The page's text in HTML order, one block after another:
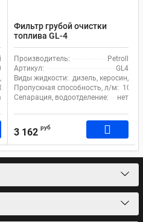
бензин
Фильтр грубой очистки
топлива GL-4
Производитель:
Petroll
Артикул:
GL4
Виды жидкости: дизель, керосин,
Пропускная способность, л/м: 105
Сепарация, водоотделение:
нет
3 162 руб